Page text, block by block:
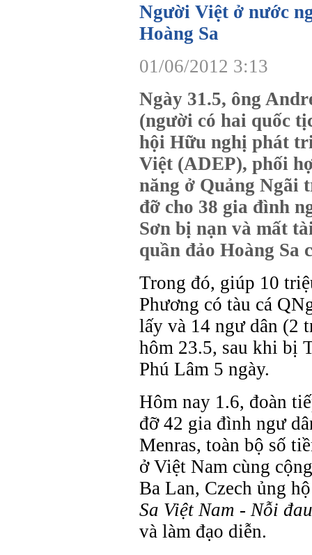
Người Việt ở nước
Hoàng Sa
01/06/2012 3:13
Ngày 31.5, ông
(người có hai quốc
hội Hữu nghị phát
Việt (ADEP), phối
năng ở Quảng Ngãi
đỡ cho 38 gia đình
Sơn bị nạn và mất
quần đảo Hoàng Sa
Trong đó, giúp 10
Phương có tàu cá
lấy và 14 ngư dân (2
hôm 23.5, sau khi bị
Phú Lâm 5 ngày.
Hôm nay 1.6, đoàn
đỡ 42 gia đình ngư
Menras, toàn bộ số
ở Việt Nam cùng
Ba Lan, Czech ủng
Sa Việt Nam - Nỗi
và làm đạo diễn.